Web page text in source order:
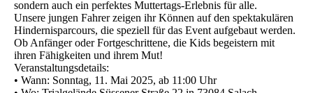
sondern auch ein perfektes Muttertags-Erlebnis für alle.
Unsere jungen Fahrer zeigen ihr Können auf den spektakulären
Hindernisparcours, die speziell für das Event aufgebaut werden.
Ob Anfänger oder Fortgeschrittene, die Kids begeistern mit
ihren Fähigkeiten und ihrem Mut!
Veranstaltungsdetails:
• Wann: Sonntag, 11. Mai 2025, ab 11:00 Uhr